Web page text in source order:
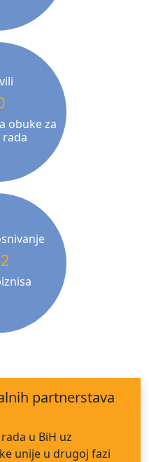
obuke za
partnerstava
u BiH uz
unije u drugoj fazi